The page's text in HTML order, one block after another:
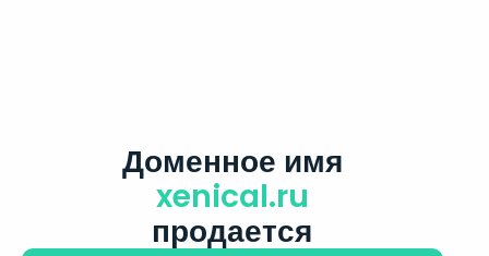
Доменное имя
xenical.ru
продается